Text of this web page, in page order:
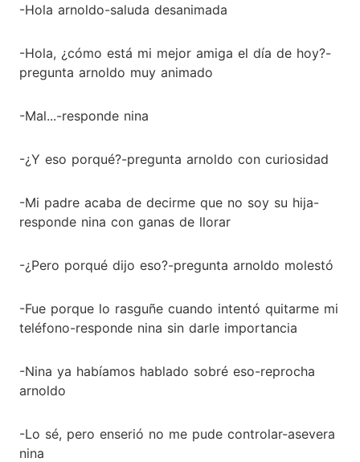
-Hola arnoldo-saluda desanimada
-Hola, ¿cómo está mi mejor amiga el día de hoy?-
pregunta arnoldo muy animado
-Mal...-responde nina
-¿Y eso porqué?-pregunta arnoldo con curiosidad
-Mi padre acaba de decirme que no soy su hija-
responde nina con ganas de llorar
-¿Pero porqué dijo eso?-pregunta arnoldo molestó
-Fue porque lo rasguñe cuando intentó quitarme mi
teléfono-responde nina sin darle importancia
-Nina ya habíamos hablado sobré eso-reprocha
arnoldo
-Lo sé, pero enserió no me pude controlar-asevera
nina